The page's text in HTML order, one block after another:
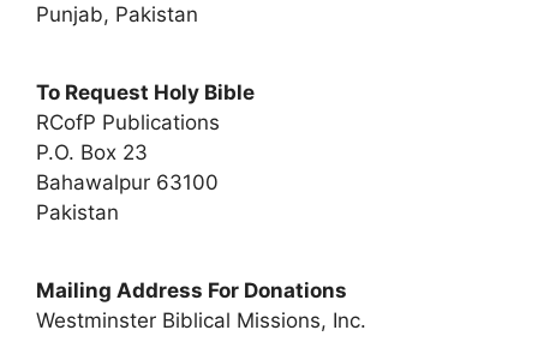
Punjab, Pakistan
To Request Holy Bible
RCofP Publications
P.O. Box 23
Bahawalpur 63100
Pakistan
Mailing Address For Donations
Westminster Biblical Missions, Inc.